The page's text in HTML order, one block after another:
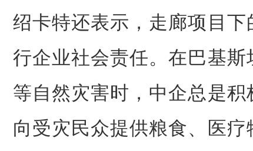
绍卡特还表示，走廊项目下
行企业社会责任。在巴基斯
等自然灾害时，中企总是积
向受灾民众提供粮食、医疗